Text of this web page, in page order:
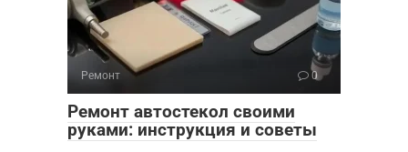
Ремонт 0
Ремонт автостекол своими
руками: инструкция и советы